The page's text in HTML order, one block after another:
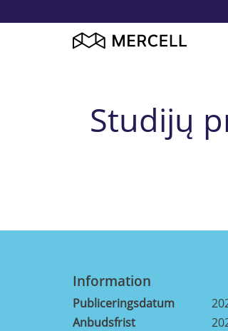
Studijų
Information
Publiceringsdatum
Anbudsfrist